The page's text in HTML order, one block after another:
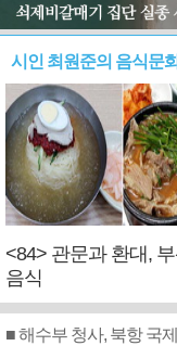
시인 최원준의 음식문
<84> 관문과 환대,
음식
■ 해수부 청사, 북항 국